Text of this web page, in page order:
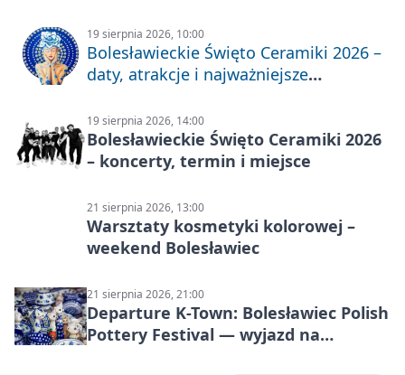
19 sierpnia 2026, 10:00
Bolesławieckie Święto Ceramiki 2026 –
daty, atrakcje i najważniejsze
19 sierpnia 2026, 14:00
Bolesławieckie Święto Ceramiki 2026
– koncerty, termin i miejsce
21 sierpnia 2026, 13:00
Warsztaty kosmetyki kolorowej –
weekend Bolesławiec
21 sierpnia 2026, 21:00
Departure K-Town: Bolesławiec Polish
Pottery Festival — wyjazd na